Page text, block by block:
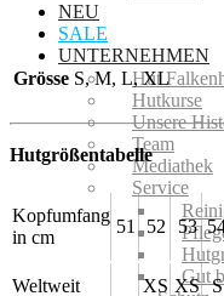
NEU
SALE
UNTERNEHMEN
Hut
Hutkurse
Unsere
Team
Mediathek
Service
Gut
Grösse S, M, L, XL
Hutgrößentabelle
Kopfumfang
in cm
51 52 53
Weltweit XS XS S